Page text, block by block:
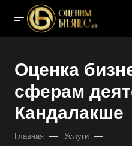
Оценка
сферам
Кандалакше
Главная — Услуги —